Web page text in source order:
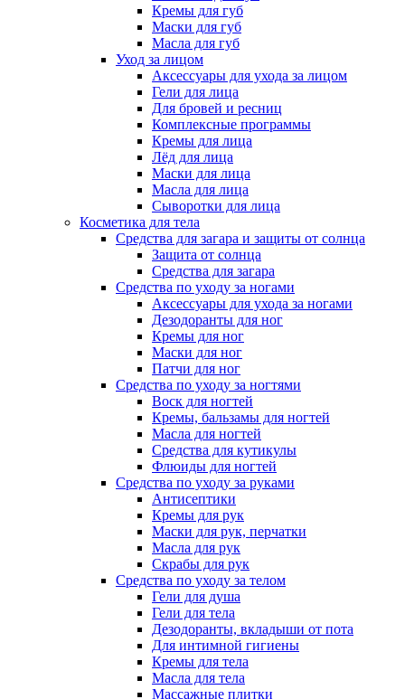
Кремы для губ
Маски для губ
Масла для губ
Уход за лицом
Аксессуары для ухода за лицом
Гели для лица
Для бровей и ресниц
Комплексные программы
Кремы для лица
Лёд для лица
Маски для лица
Масла для лица
Сыворотки для лица
Косметика для тела
Средства для загара и защиты от солнца
Защита от солнца
Средства для загара
Средства по уходу за ногами
Аксессуары для ухода за ногами
Дезодоранты для ног
Кремы для ног
Маски для ног
Патчи для ног
Средства по уходу за ногтями
Воск для ногтей
Кремы, бальзамы для ногтей
Масла для ногтей
Средства для кутикулы
Флюиды для ногтей
Средства по уходу за руками
Антисептики
Кремы для рук
Маски для рук, перчатки
Масла для рук
Скрабы для рук
Средства по уходу за телом
Гели для душа
Гели для тела
Дезодоранты, вкладыши от пота
Для интимной гигиены
Кремы для тела
Масла для тела
Массажные плитки